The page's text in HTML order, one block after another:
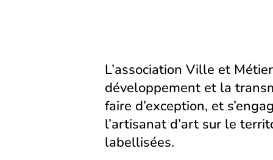
L’association Ville et
développement et la
faire d’exception, et
l’artisanat d’art sur le
labellisées.